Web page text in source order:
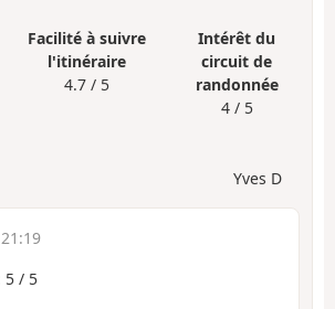
Facilité à suivre
l'itinéraire
4.7 / 5
Intérêt du
circuit de
randonnée
4 / 5
Yves D
5 / 5